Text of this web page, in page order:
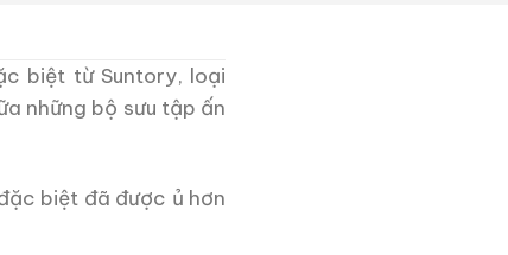
biệt từ Suntory, loại
những bộ sưu tập ấn
biệt đã được ủ hơn